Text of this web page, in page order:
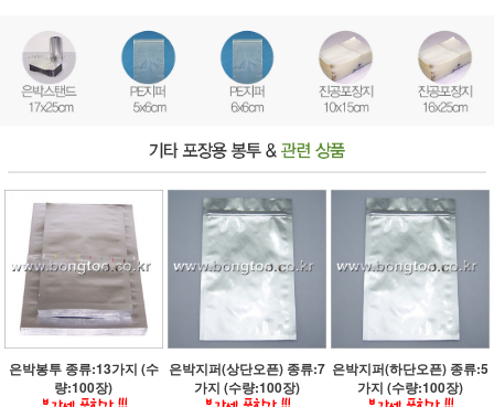
은박봉투 종류:13가지 (수
량:100장)
은박지퍼(상단오픈) 종류:7
가지 (수량:100장)
은박지퍼(하단오픈) 종류:5
가지 (수량:100장)